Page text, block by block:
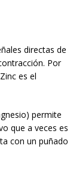
directas de
Por
es el
permite
que a veces es
con un puñado